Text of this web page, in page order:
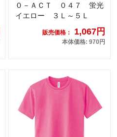
０－ＡＣＴ ０４７ 蛍光
イエロー ３Ｌ～５Ｌ
販売価格： 1,067円
本体価格: 970円